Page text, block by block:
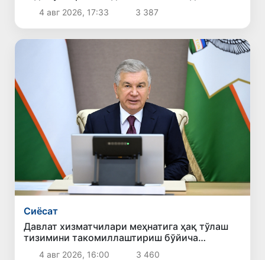
4 авг 2026, 17:33 3 387
Сиёсат
Давлат хизматчилари меҳнатига ҳақ тўлаш
тизимини такомиллаштириш бўйича
таклифлар кўриб чиқилди
4 авг 2026, 16:00 3 460